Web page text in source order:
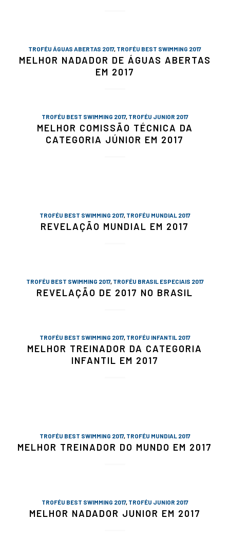
TROFÉU ÁGUAS ABERTAS 2017, TROFÉU BEST SWIMMING 2017
MELHOR NADADOR DE ÁGUAS ABERTAS
EM 2017
TROFÉU BEST SWIMMING 2017, TROFÉU JUNIOR 2017
MELHOR COMISSÃO TÉCNICA DA
CATEGORIA JÚNIOR EM 2017
TROFÉU BEST SWIMMING 2017, TROFÉU MUNDIAL 2017
REVELAÇÃO MUNDIAL EM 2017
TROFÉU BEST SWIMMING 2017, TROFÉU BRASIL ESPECIAIS 2017
REVELAÇÃO DE 2017 NO BRASIL
TROFÉU BEST SWIMMING 2017, TROFÉU INFANTIL 2017
MELHOR TREINADOR DA CATEGORIA
INFANTIL EM 2017
TROFÉU BEST SWIMMING 2017, TROFÉU MUNDIAL 2017
MELHOR TREINADOR DO MUNDO EM 2017
TROFÉU BEST SWIMMING 2017, TROFÉU JUNIOR 2017
MELHOR NADADOR JUNIOR EM 2017